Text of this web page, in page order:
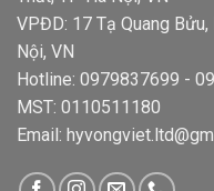
VPĐD: 17 Tạ Quang Bửu,
Nội, VN
Hotline: 0979837699 -
MST: 0110511180
Email: